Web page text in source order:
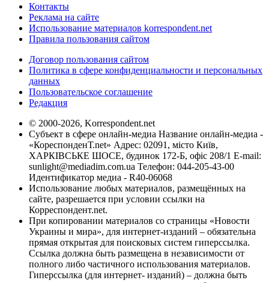
Контакты
Реклама на сайте
Использование материалов korrespondent.net
Правила пользования сайтом
Договор пользования сайтом
Политика в сфере конфиденциальности и персональных
данных
Пользовательское соглашение
Редакция
© 2000-2026, Korrespondent.net
Субъект в сфере онлайн-медиа Название онлайн-медиа -
«КореспонденТ.net» Адрес: 02091, місто Київ,
ХАРКІВСЬКЕ ШОСЕ, будинок 172-Б, офіс 208/1 E-mail:
sunlight@mediadim.com.ua Телефон: 044-205-43-00
Идентификатор медиа - R40-06068
Использование любых материалов, размещённых на
сайте, разрешается при условии ссылки на
Корреспондент.net.
При копировании материалов со страницы «Новости
Украины и мира», для интернет-изданий – обязательна
прямая открытая для поисковых систем гиперссылка.
Ссылка должна быть размещена в независимости от
полного либо частичного использования материалов.
Гиперссылка (для интернет- изданий) – должна быть